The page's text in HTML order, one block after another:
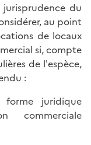
du
au point
de locaux
si, compte
de l'espèce,
:
juridique
commerciale